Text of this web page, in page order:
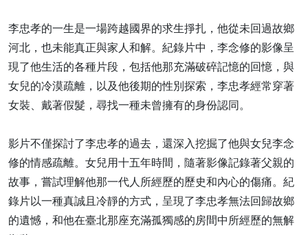
李忠孝的一生是一場跨越國界的求生掙扎，他從未回過故鄉
河北，也未能真正與家人和解。紀錄片中，李念修的影像呈
現了他生活的各種片段，包括他那充滿破碎記憶的回憶，與
女兒的冷漠疏離，以及他後期的性別探索，李忠孝經常穿著
女裝、戴著假髮，尋找一種未曾擁有的身份認同。
影片不僅探討了李忠孝的過去，還深入挖掘了他與女兒李念
修的情感疏離。女兒用十五年時間，隨著影像記錄著父親的
故事，嘗試理解他那一代人所經歷的歷史和內心的傷痛。紀
錄片以一種真誠且冷靜的方式，呈現了李忠孝無法回歸故鄉
的遺憾，和他在臺北那座充滿孤獨感的房間中所經歷的無解